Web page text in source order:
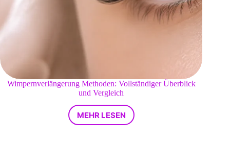
Wimpernverlängerung Methoden: Vollständiger Überblick
und Vergleich
MEHR LESEN